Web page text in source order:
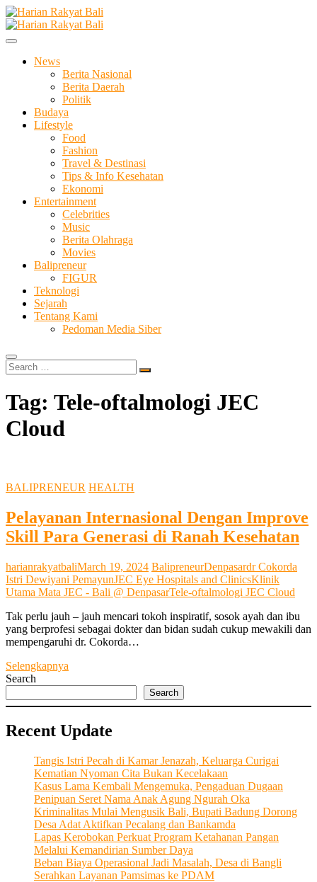
Skip
to
content
Harian Rakyat Bali
Membangun Semangat Kehidupan dan Berbangsa
News
Berita Nasional
Berita Daerah
Politik
Budaya
Lifestyle
Food
Fashion
Travel & Destinasi
Tips & Info Kesehatan
Ekonomi
Entertainment
Celebrities
Music
Berita Olahraga
Movies
Balipreneur
FIGUR
Teknologi
Sejarah
Tentang Kami
Pedoman Media Siber
Search
…
Tag: Tele-oftalmologi JEC
Cloud
BALIPRENEUR HEALTH
Pelayanan Internasional Dengan Improve
Skill Para Generasi di Ranah Kesehatan
harianrakyatbaliMarch 19, 2024 BalipreneurDenpasardr Cokorda
Istri Dewiyani PemayunJEC Eye Hospitals and ClinicsKlinik
Utama Mata JEC - Bali @ DenpasarTele-oftalmologi JEC Cloud
Tak perlu jauh – jauh mencari tokoh inspiratif, sosok ayah dan ibu
yang berprofesi sebagai dokter dan bidan sudah cukup mewakili dan
mempengaruhi dr. Cokorda…
Selengkapnya
Improve
Para
Generasi
di
Ranah
Kesehatan
Search
Search
Recent Update
Tangis Istri Pecah di Kamar Jenazah, Keluarga Curigai
Kematian Nyoman Cita Bukan Kecelakaan
Kasus Lama Kembali Mengemuka, Pengaduan Dugaan
Penipuan Seret Nama Anak Agung Ngurah Oka
Kriminalitas Mulai Mengusik Bali, Bupati Badung Dorong
Desa Adat Aktifkan Pecalang dan Bankamda
Lapas Kerobokan Perkuat Program Ketahanan Pangan
Melalui Kemandirian Sumber Daya
Beban Biaya Operasional Jadi Masalah, Desa di Bangli
Serahkan Layanan Pamsimas ke PDAM